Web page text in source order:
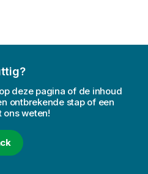
deze pagina of de inhoud
ontbrekende stap of een
ons weten!